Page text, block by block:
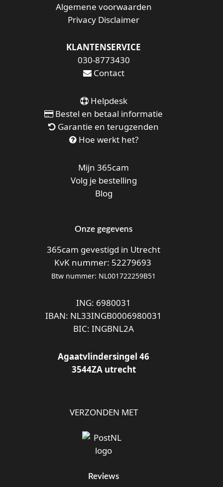
Algemene voorwaarden
Privacy Disclaimer
KLANTENSERVICE
030-8773430
Contact
Helpdesk
Bestel en betaal informatie
Garantie en terugzenden
Hoe werkt het?
Mijn 365cam
Volg je bestelling
Blog
Onze gegevens
365cam gevestigd in Utrecht
KvK nummer: 52279693
Btw nummer: NL001722259B51
ING: 6980031
IBAN: NL33INGB0006980031
BIC: INGBNL2A
Agaatvlindersingel 46
3544ZA utrecht
VERZONDEN MET
Reviews